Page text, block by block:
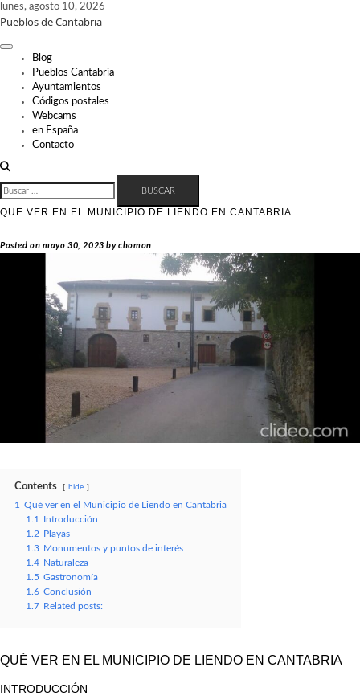
Skip
to
lunes, agosto 10, 2026
Pueblos de Cantabria
Blog
Pueblos Cantabria
Ayuntamientos
Códigos postales
Webcams
en España
Contacto
BUSCAR:
QUE VER EN EL MUNICIPIO DE LIENDO EN CANTABRIA
Posted on mayo 30, 2023 bychomon
Contents hide
1
Qué ver en el Municipio de Liendo en Cantabria
1.1
Introducción
1.2
Playas
1.3
Monumentos y puntos de interés
1.4
Naturaleza
1.5 Gastronomía
1.6 Conclusión
1.7
Related posts:
QUÉ VER EN EL MUNICIPIO DE LIENDO EN CANTABRIA
INTRODUCCIÓN